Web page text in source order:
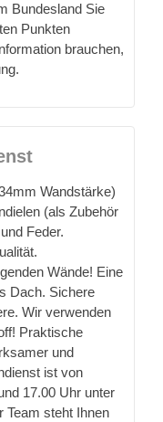
Bundesland Sie
Punkten
brauchen,
Wandstärke)
(als Zubehör
Feder.
Wände! Eine
Dach. Sichere
Wir verwenden
Praktische
und
ist von
17.00 Uhr unter
Team steht Ihnen